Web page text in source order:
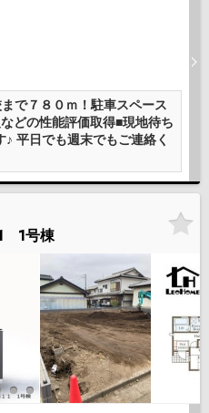
で７８０ｍ！駐車スペース
どの性能評価取得■現地待ち
平日でも週末でもご連絡く
1号棟